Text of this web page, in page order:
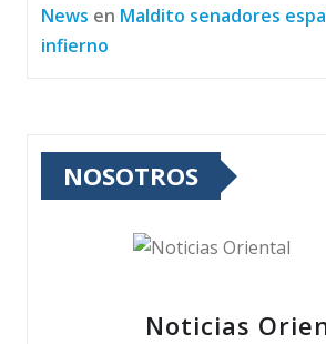
News en Maldito senadores
infierno
NOSOTROS
Noticias